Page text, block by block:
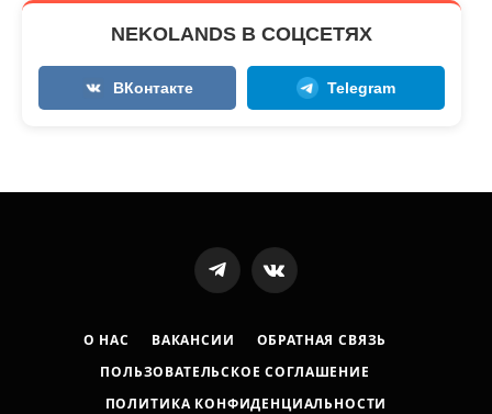
NEKOLANDS В СОЦСЕТЯХ
ВКонтакте Telegram
TelegramVKontakte
О НАС ВАКАНСИИ
ОБРАТНАЯ СВЯЗЬ
ПОЛЬЗОВАТЕЛЬСКОЕ СОГЛАШЕНИЕ
ПОЛИТИКА КОНФИДЕНЦИАЛЬНОСТИ